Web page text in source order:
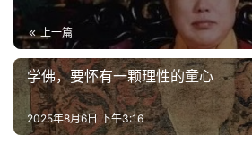
院
巡
礼
视
上一篇
学佛，要怀有一颗理性的童心
2025年8月6日 下午3:16